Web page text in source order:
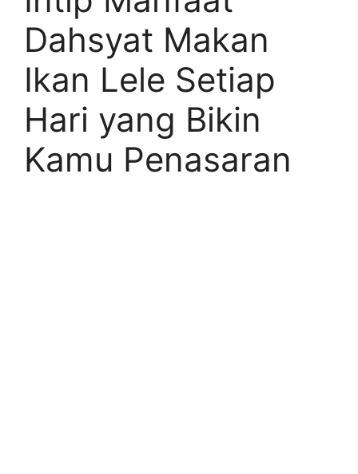
Dahsyat Makan
Ikan Lele Setiap
Hari yang Bikin
Kamu Penasaran